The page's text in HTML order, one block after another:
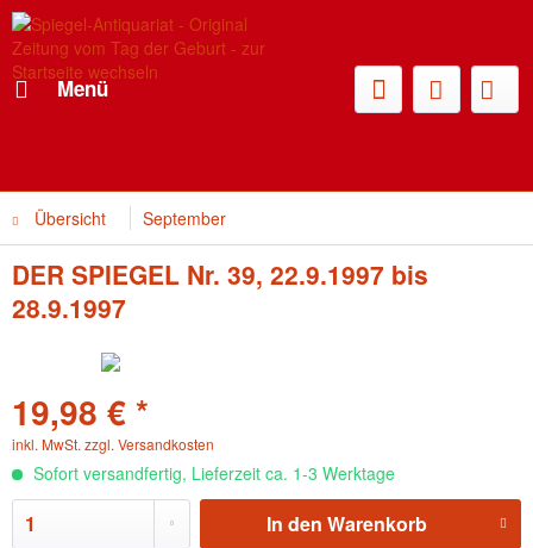
Menü
Übersicht September
DER SPIEGEL Nr. 39, 22.9.1997 bis
28.9.1997
19,98 € *
inkl. MwSt. zzgl. Versandkosten
Sofort versandfertig, Lieferzeit ca. 1-3 Werktage
In den Warenkorb